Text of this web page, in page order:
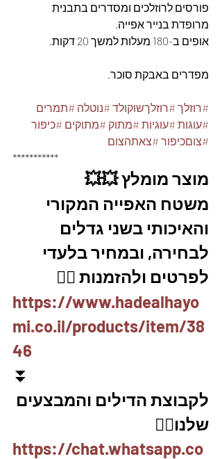
פורסים לרוזלכים ומסדרים בתבנית
מרופדת בנייר אפייה.
אופים ב-180 מעלות למשך 20 דקות.
מפדרים באבקת סוכר.
#רוזלך #רוזלךשוקולד #נוטלה #תמרים
#עוגות #עוגיות #מתוק #מתוקים #כיפור
#צוםכיפור #צאתהצום
***********
מוצר מומלץ 💥💥
משטח האפייה המקורי
והאיכותי בשני גדלים
לבחירה, ובמחיר בלעדי
לפרטים ולהזמנות 👇🏼
https://www.hadealhayo
mi.co.il/products/item/38
46
⏬
לקבוצת הדילים והמבצעים
שלנו👇🏽
https://chat.whatsapp.co